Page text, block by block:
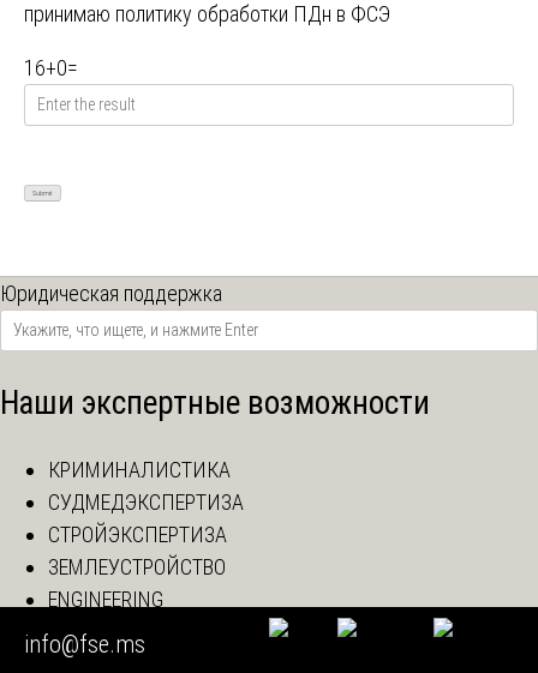
принимаю политику обработки ПДн в ФСЭ
16+0=
Юридическая поддержка
Наши экспертные возможности
КРИМИНАЛИСТИКА
СУДМЕДЭКСПЕРТИЗА
СТРОЙЭКСПЕРТИЗА
ЗЕМЛЕУСТРОЙСТВО
ENGINEERING
IT ЭКСПЕРТИЗА
ПОЖАРОТЕХНИКА
info@fse.ms